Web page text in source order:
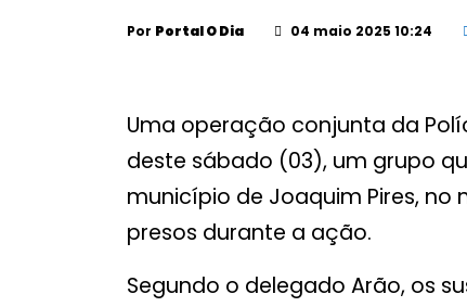
Por Portal O Dia 04 maio 2025 10:24
Uma operação conjunta da
deste sábado (03), um grupo
município de Joaquim Pires,
presos durante a ação.
Segundo o delegado Arão, os